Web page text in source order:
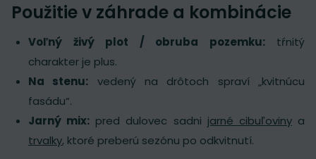
Použitie v záhrade a kombinácie
Voľný živý plot / obruba pozemku:tŕnitý
charakter je plus.
Na stenu: vedený na drôtoch spraví „kvitnúcu
fasádu“.
Jarný mix: pred dulovec sadni jarné cibuľovinya
trvalky, ktoré preberú sezónu po odkvitnutí.